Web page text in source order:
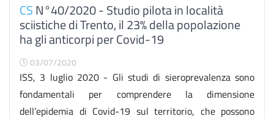
CSN°40/2020 - Studio pilota in località
sciistiche di Trento, il 23% della popolazione
ha gli anticorpi per Covid-19
03/07/2020
ISS, 3 luglio 2020 - Gli studi di sieroprevalenza sono
fondamentali per comprendere la dimensione
dell’epidemia di Covid-19 sul territorio, che possono